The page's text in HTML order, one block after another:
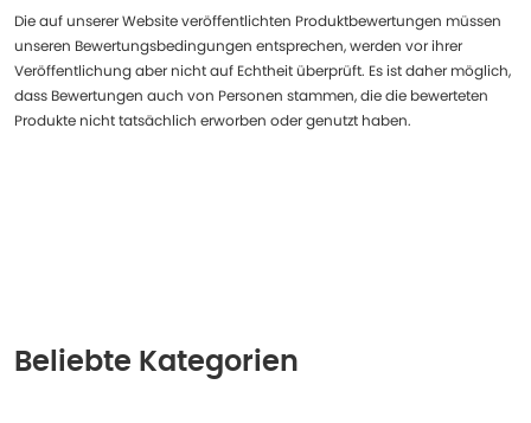
Die auf unserer Website veröffentlichten Produktbewertungen müssen
unseren Bewertungsbedingungen entsprechen, werden vor ihrer
Veröffentlichung aber nicht auf Echtheit überprüft. Es ist daher möglich,
dass Bewertungen auch von Personen stammen, die die bewerteten
Produkte nicht tatsächlich erworben oder genutzt haben.
Beliebte Kategorien